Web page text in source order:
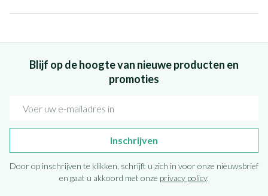
Blijf op de hoogte van nieuwe producten en
promoties
Inschrijven
Door op inschrijven te klikken, schrijft u zich in voor onze nieuwsbrief
en gaat u akkoord met onze privacy policy.